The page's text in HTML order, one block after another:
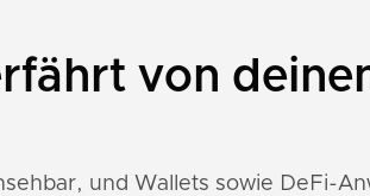
von
und Wallets sowie DeFi-